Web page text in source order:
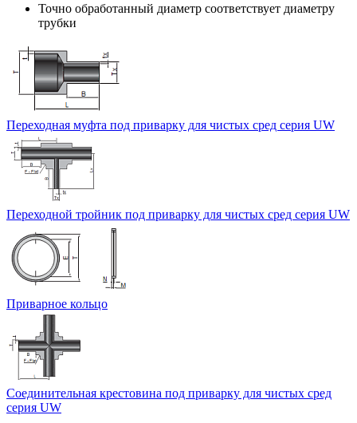
Точно обработанный диаметр соответствует диаметру
трубки
Переходная муфта под приварку для чистых сред серия UW
Переходной тройник под приварку для чистых сред серия UW
Приварное кольцо
Соединительная крестовина под приварку для чистых сред
серия UW